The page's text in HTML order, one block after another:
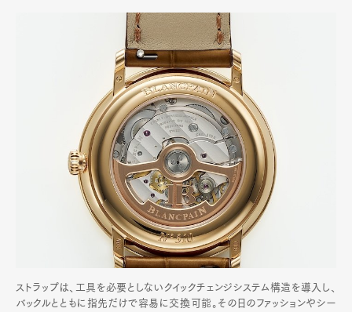
ストラップは、工具を必要としないクイックチェンジシステム構造を導入し、
バックルとともに指先だけで容易に交換可能。その日のファッションやシー